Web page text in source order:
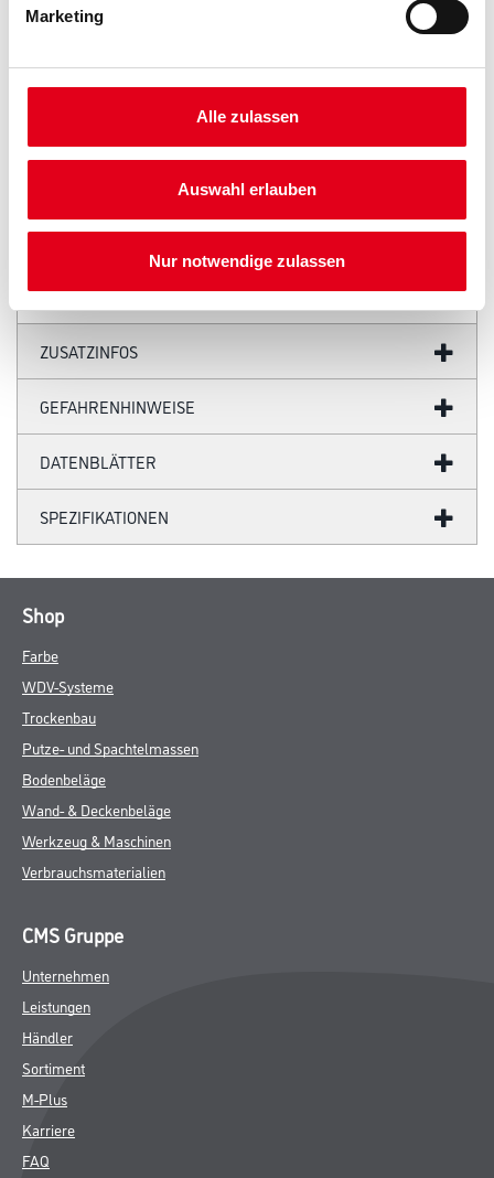
Marketing
Alle zulassen
Auswahl erlauben
Nur notwendige zulassen
PRODUKTEIGENSCHAFTEN
Lüftungswinkel 25 x 25 mm mit einseitiger Rechtecklochung.
ZUSATZINFOS
GEFAHRENHINWEISE
DATENBLÄTTER
SPEZIFIKATIONEN
Shop
Farbe
WDV-Systeme
Trockenbau
Putze- und Spachtelmassen
Bodenbeläge
Wand- & Deckenbeläge
Werkzeug & Maschinen
Verbrauchsmaterialien
CMS Gruppe
Unternehmen
Leistungen
Händler
Sortiment
M-Plus
Karriere
FAQ